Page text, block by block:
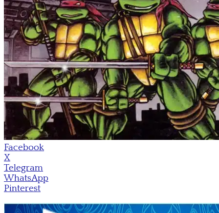
Facebook
X
Telegram
WhatsApp
Pinterest